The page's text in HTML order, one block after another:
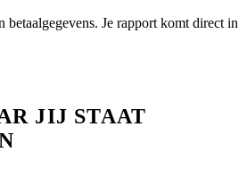
betaalgegevens. Je rapport komt direct in
JIJ STAAT